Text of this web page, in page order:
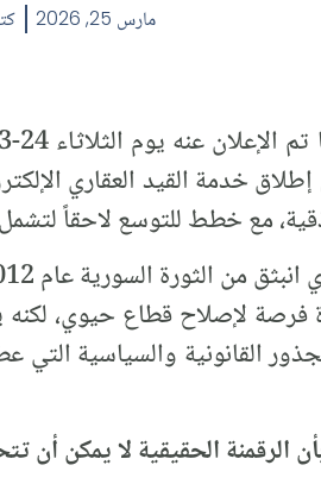
مارس 25, 2026
إطلاق خدمة القيد العقاري
مع خطط للتوسع لاحقاً
فرصة لإصلاح قطاع حيوي،
القانونية والسياسية
الرقمنة الحقيقية لا يمكن أن